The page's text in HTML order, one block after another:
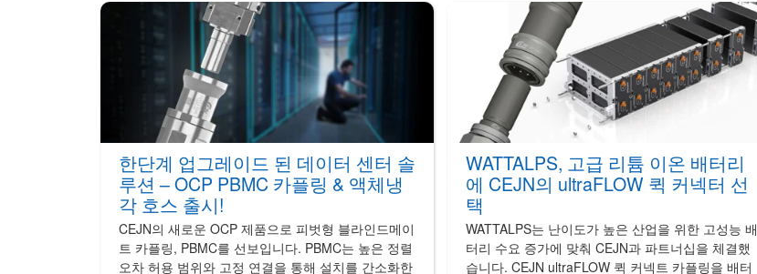
한단계 업그레이드 된 데이터 센터 솔
루션 – OCP PBMC 카플링 & 액체냉
각 호스 출시!
CEJN의 새로운 OCP 제품으로 피벗형 블라인드메이
트 카플링, PBMC를 선보입니다. PBMC는 높은 정렬
오차 허용 범위와 고정 연결을 통해 설치를 간소화한
WATTALPS, 고급 리튬 이온 배터리
에 CEJN의 ultraFLOW 퀵 커넥터 선
택
WATTALPS는 난이도가 높은 산업을 위한 고성능 배
터리 수요 증가에 맞춰 CEJN과 파트너십을 체결했
습니다. CEJN ultraFLOW 퀵 커넥트 카플링을 배터